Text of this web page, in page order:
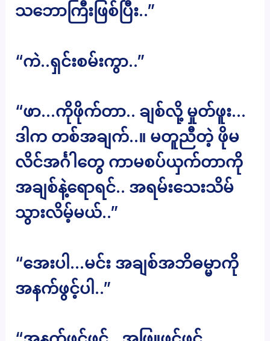
သဘောကြီးဖြစ်ပြီး..”
“ကဲ..ရှင်းစမ်းကွာ..”
“ဖာ…ကိုဖိုက်တာ.. ချစ်လို့ မှုတ်ဖူး…
ဒါက တစ်အချက်..။ မတူညီတဲ့ ဖိုမ
လိင်အင်္ဂါတွေ ကာမစပ်ယှက်တာကို
အချစ်နဲ့ရောရင်.. အရမ်းသေးသိမ်
သွားလိမ့်မယ်..”
“အေးပါ…မင်း အချစ်အဘိဓမ္မာကို
အနက်ဖွင့်ပါ..”